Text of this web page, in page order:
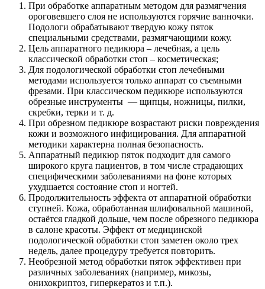
При обработке аппаратным методом для размягчения
ороговевшего слоя не используются горячие ванночки.
Подологи обрабатывают твердую кожу пяток
специальными средствами, размягчающими кожу.
Цель аппаратного педикюра – лечебная, а цель
классической обработки стоп – косметическая;
Для подологической обработки стоп лечебными
методами используется только аппарат со съемными
фрезами. При классическом педикюре используются
обрезные инструменты — щипцы, ножницы, пилки,
скребки, терки и т. д.
При обрезном педикюре возрастают риски повреждения
кожи и возможного инфицирования. Для аппаратной
методики характерна полная безопасность.
Аппаратный педикюр пяток подходит для самого
широкого круга пациентов, в том числе страдающих
специфическими заболеваниями на фоне которых
ухудшается состояние стоп и ногтей.
Продолжительность эффекта от аппаратной обработки
ступней. Кожа, обработанная шлифовальной машиной,
остаётся гладкой дольше, чем после обрезного педикюра
в салоне красоты. Эффект от медицинской
подологической обработки стоп заметен около трех
недель, далее процедуру требуется повторить.
Необрезной метод обработки пяток эффективен при
различных заболеваниях (например, микозы,
онихокриптоз, гиперкератоз и т.п.).